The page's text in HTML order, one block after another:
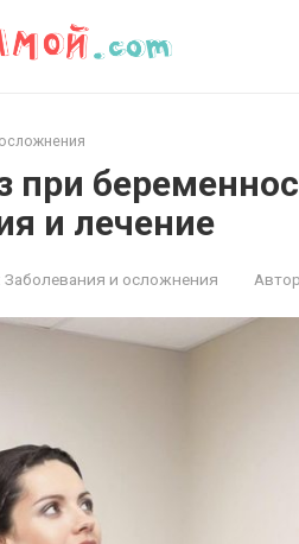
при
и лечение
Заболевания и осложнения